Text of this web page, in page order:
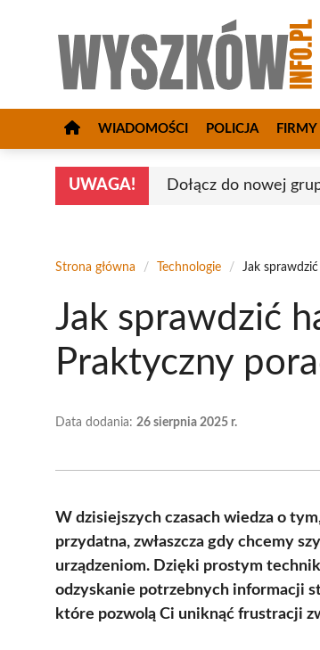
WIADOMOŚCI POLICJA FIRMY
UWAGA! Dołącz do nowej
Strona główna / Technologie / Jak
Jak sprawdzić
Praktyczny
Data dodania: 26 sierpnia 2025 r.
W dzisiejszych czasach wiedza o
przydatna, zwłaszcza gdy chcemy
urządzeniom. Dzięki prostym
odzyskanie potrzebnych informacji
które pozwolą Ci uniknąć frustracji